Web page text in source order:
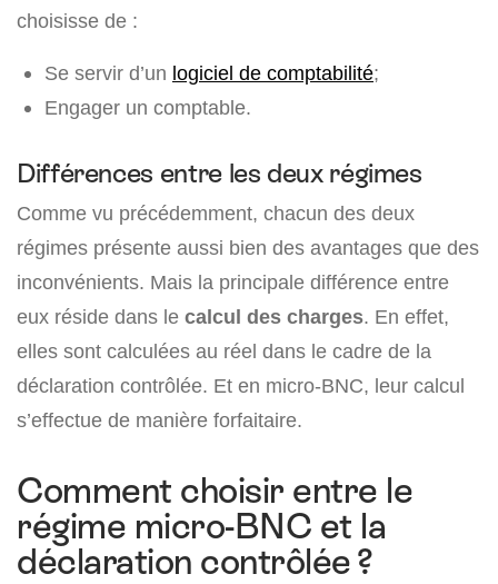
choisisse de :
Se servir d’un logiciel de comptabilité;
Engager un comptable.
Différences entre les deux régimes
Comme vu précédemment, chacun des deux
régimes présente aussi bien des avantages que des
inconvénients. Mais la principale différence entre
eux réside dans le calcul des charges. En effet,
elles sont calculées au réel dans le cadre de la
déclaration contrôlée. Et en micro-BNC, leur calcul
s’effectue de manière forfaitaire.
Comment choisir entre le
régime micro-BNC et la
déclaration contrôlée ?